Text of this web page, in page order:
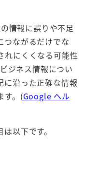
情報に誤りや不足
つながるだけでな
れにくくなる可能性
ジネス情報につい
に沿った正確な情報
す。(Google ヘル
以下です。